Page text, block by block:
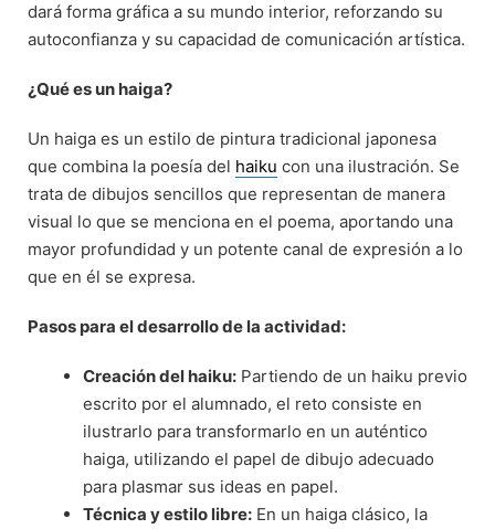
dará forma gráfica a su mundo interior, reforzando su
autoconfianza y su capacidad de comunicación artística.
¿Qué es un haiga?
Un haiga es un estilo de pintura tradicional japonesa
que combina la poesía del haiku con una ilustración. Se
trata de dibujos sencillos que representan de manera
visual lo que se menciona en el poema, aportando una
mayor profundidad y un potente canal de expresión a lo
que en él se expresa.
Pasos para el desarrollo de la actividad:
Creación del haiku: Partiendo de un haiku previo
escrito por el alumnado, el reto consiste en
ilustrarlo para transformarlo en un auténtico
haiga, utilizando el papel de dibujo adecuado
para plasmar sus ideas en papel.
Técnica y estilo libre: En un haiga clásico, la